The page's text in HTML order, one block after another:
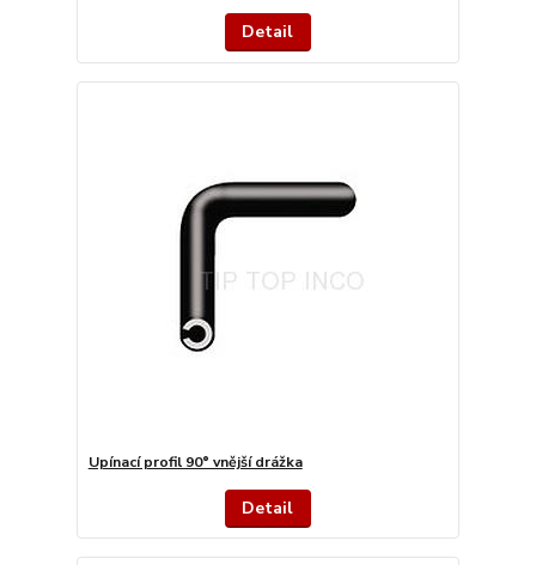
Detail
Upínací profil 90° vnější drážka
Detail